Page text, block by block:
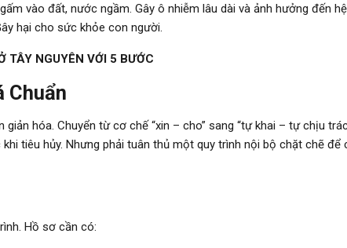
vào đất, nước ngầm. Gây ô nhiễm lâu dài và ảnh hưởng đến
hại cho sức khỏe con người.
TÂY NGUYÊN VỚI 5 BƯỚC
Chuẩn
hóa. Chuyển từ cơ chế “xin – cho” sang “tự khai – tự chịu
tiêu hủy. Nhưng phải tuân thủ một quy trình nội bộ chặt chẽ để
Hồ sơ cần có: